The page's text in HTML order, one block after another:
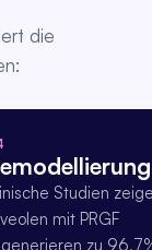
die
Studien
mit PRGF
zu